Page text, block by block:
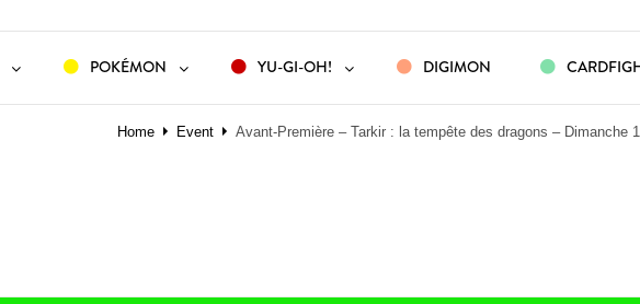
POKÉMON YU-GI-OH! DIGIMON
Home Event Avant-Première – Tarkir : la tempête des dragons – Dimanche